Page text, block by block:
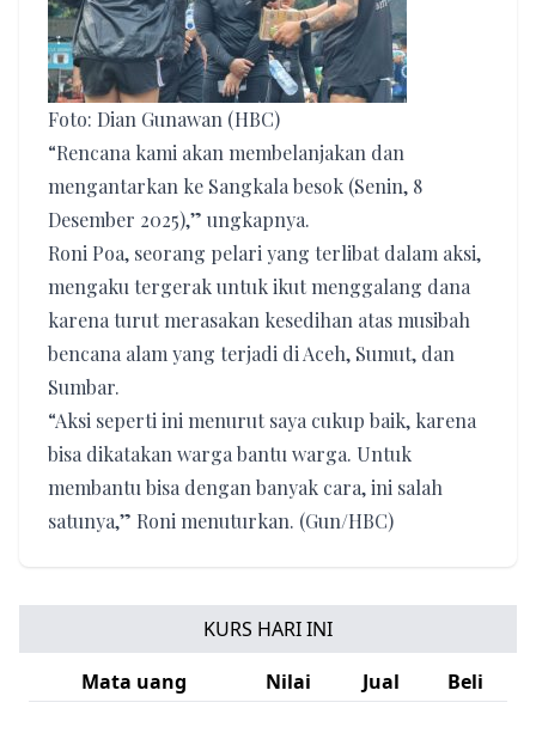
Foto: Dian Gunawan (HBC)
“Rencana kami akan membelanjakan dan
mengantarkan ke Sangkala besok (Senin, 8
Desember 2025),” ungkapnya.
Roni Poa, seorang pelari yang terlibat dalam aksi,
mengaku tergerak untuk ikut menggalang dana
karena turut merasakan kesedihan atas musibah
bencana alam yang terjadi di Aceh, Sumut, dan
Sumbar.
“Aksi seperti ini menurut saya cukup baik, karena
bisa dikatakan warga bantu warga. Untuk
membantu bisa dengan banyak cara, ini salah
satunya,” Roni menuturkan. (Gun/HBC)
KURS HARI INI
Mata uang
Nilai Jual Beli